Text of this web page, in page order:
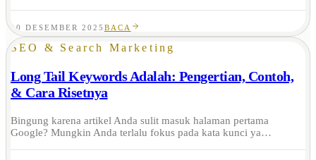
20 DESEMBER 2025 BACA
SEO & Search Marketing
Long Tail Keywords Adalah: Pengertian, Contoh,
& Cara Risetnya
Bingung karena artikel Anda sulit masuk halaman pertama
Google? Mungkin Anda terlalu fokus pada kata kunci ya…